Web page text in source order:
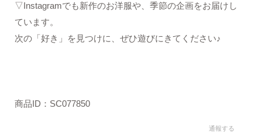
▽Instagramでも新作のお洋服や、季節の企画をお届けし
ています。
次の「好き」を見つけに、ぜひ遊びにきてください♪
商品ID：SC077850
通報する